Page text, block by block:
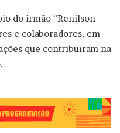
do irmão “Renilson
e colaboradores, em
que contribuíram na